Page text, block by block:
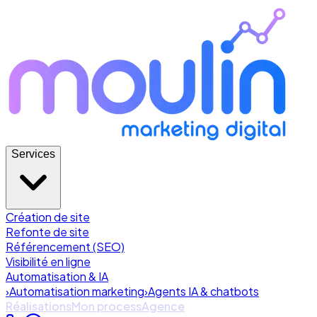
Services
Création de site
Refonte de site
Référencement (SEO)
Visibilité en ligne
Automatisation & IA
›Automatisation marketing›Agents IA & chatbots
RéalisationsMon processAgence